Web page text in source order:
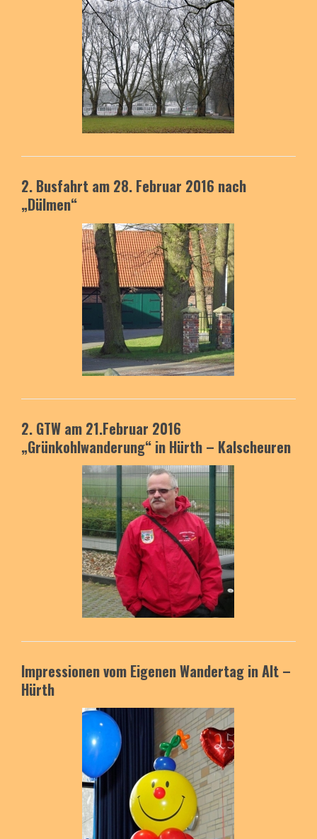
2. Busfahrt am 28. Februar 2016 nach
„Dülmen“
2. GTW am 21.Februar 2016
„Grünkohlwanderung“ in Hürth – Kalscheuren
Impressionen vom Eigenen Wandertag in Alt –
Hürth